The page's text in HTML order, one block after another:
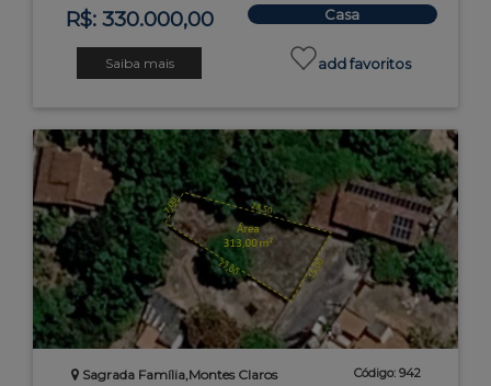
R$: 330.000,00 Casa
Saiba mais add favoritos
Sagrada Família,Montes Claros Código: 942